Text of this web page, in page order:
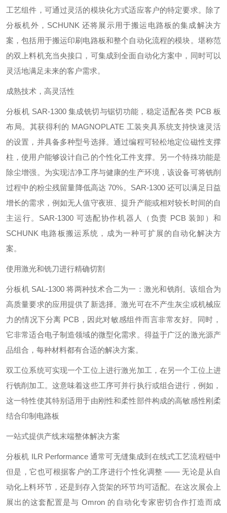
工艺组件，可通过灵活的模块化方式适应客户的特定要求。除了
分板机外，SCHUNK 还将展示用于搬运电路板的集成解决方
案，包括用于搬运印刷电路板和整个自动化流程的模块。堪称范
的双上料机充当央接口，可集成到全面自动化方案中，同时可以
灵活地满足未来的客户需求。
成熟技术，高灵活性
分板机 SAR-1300 集成铣切与锯切功能，稳定适配各类 PCB 板
布局。其获得利的 MAGNOPLATE 工装夹具系统支持快速灵活
的设置，并具备多种型号选择。通过编程可轻松地定位磁性支撑
柱，使用户能够设计自己的个性化工件支撑。另一个特殊功能是
除尘增强。为实现洁净工序与健康的生产环境，该设备可将铣削
过程中的粉尘残留量降低高达 70%。SAR-1300 还可以满足日益
增长的需求，例如无人值守夜班、提升产能或相对较长时间的自
主运行。SAR-1300 可选配协作机器人（负责 PCB 装卸）和
SCHUNK 电路板搬运系统，成为一种可扩展的自动化解决方
案。
使用激光和铣刀进行精确切割
分板机 SAL-1300 将两种技术合二为一：激光和铣削。该组合为
高质量要求的应用提供了新选择。激光可在不产生灰尘或机械应
力的情况下分离 PCB，因此对敏感组件而言非常友好。同时，
它非常适合电子制造领域的微型化需求。得益于广泛的激光源产
品组合，每种材料都有合适的解决方案。
双工位系统可实现一个工位上进行激光加工，在另一个工位上进
行铣削加工。这意味着这些工序可并行执行或组合进行，例如，
这一特性使其特别适用于由刚性和柔性部件构成的高敏感性刚柔
结合印制电路板
一站式提供产线末端整体解决方案
分板机 ILR Performance 通常可无缝集成到在线式工艺流程链中
但是，它也可根据客户的工序进行个性化调整 —— 无论是从自
动化上料环节，还是到存入货架的环节均可适配。在这次展会上
展出的这套配置是与 Omron 的自动化专家密切合作打造而成